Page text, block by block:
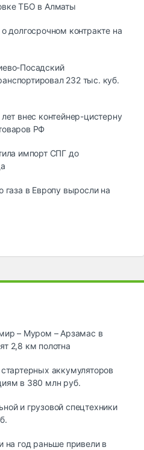
ТБО в Алматы
долгосрочном контракте на
Посадский
232 тыс. куб.
внес контейнер-цистерну
РФ
импорт СПГ до
газа в Европу выросли на
– Муром – Арзамас в
2,8 км полотна
аккумуляторов
в 380 млн руб.
и грузовой спецтехники
на год раньше привели в